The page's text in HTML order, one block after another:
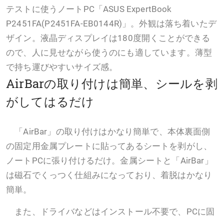
テストに使うノートPC「ASUS ExpertBook
P2451FA(P2451FA-EB0144R)」。外観は落ち着いたデ
ザイン。液晶ディスプレイは180度開くことができる
ので、人に見せながら使うのにも適しています。薄型
で持ち運びやすいサイズ感。
AirBarの取り付けは簡単、シールを剥
がしてはるだけ
「AirBar」の取り付けはかなり簡単で、本体裏面側
の固定用金属プレートに貼ってあるシートを剥がし、
ノートPCに張り付けるだけ。金属シートと「AirBar」
は磁石でくっつく仕組みになっており、着脱はかなり
簡単。
また、ドライバなどはインストール不要で、PCに固